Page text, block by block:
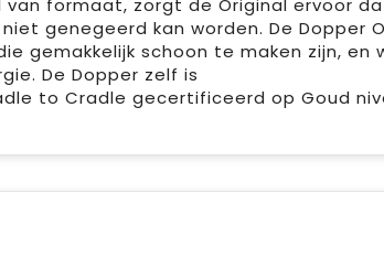
formaat, zorgt de Original ervoor
genegeerd kan worden. De Dopper
gemakkelijk schoon te maken zijn, en
De Dopper zelf is
to Cradle gecertificeerd op Goud